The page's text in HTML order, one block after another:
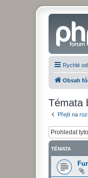
Rychlé
Obsah
Témata
Přejít na
TÉMATA